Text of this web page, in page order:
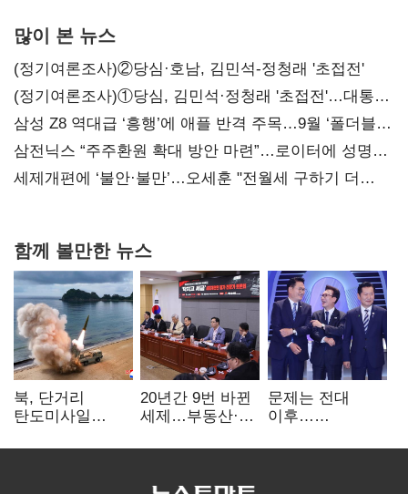
많이 본 뉴스
(정기여론조사)②당심·호남, 김민석-정청래 '초접전'
(정기여론조사)①당심, 김민석·정청래 '초접전'…대통령
지지도 '50% 아래로'(종합)
삼성 Z8 역대급 ‘흥행’에 애플 반격 주목…9월 ‘폴더블
대전’
삼전닉스 “주주환원 확대 방안 마련”…로이터에 성명
보내
세제개편에 ‘불안·불만’…오세훈 "전월세 구하기 더
함께 볼만한 뉴스
북, 단거리
탄도미사일
"즉각 중단 촉구"
20년간 9번 바뀐
세제…부동산·
건드렸다
문제는 전대
이후…
뒤집힐 땐